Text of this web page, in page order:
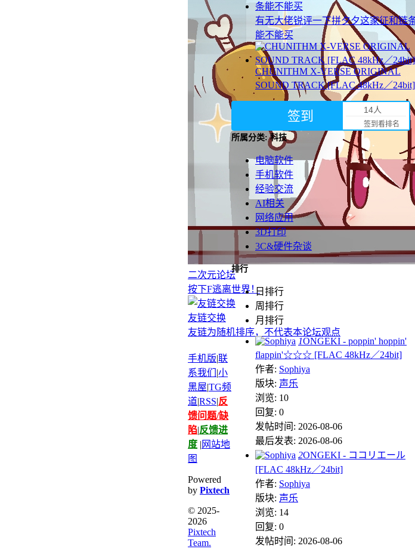
有无大佬锐评一下拼夕夕这家征和链
能不能买
CHUNITHM X-VERSE ORIGINAL
SOUND TRACK [FLAC 48kHz／24bit]
签到 14人
签到看排名
所属分类: 科技
电脑软件
手机软件
经验交流
AI相关
网络应用
3D打印
3C&硬件杂谈
排行
日排行
周排行
月排行
1ONGEKI - poppin' hoppin'
flappin'☆☆☆ [FLAC 48kHz／24bit]
作者: Sophiya
版块: 声乐
浏览: 10
回复: 0
发帖时间: 2026-08-06
最后发表: 2026-08-06
2ONGEKI - ココリエール
[FLAC 48kHz／24bit]
作者: Sophiya
版块: 声乐
浏览: 14
回复: 0
发帖时间: 2026-08-06
二次元论坛
按下F逃离世界！
友链交换
友链为随机排序，不代表本论坛观点
手机版|联
系我们 |小
黑屋|TG频
道|RSS|反
馈问题/缺
陷|反馈进
度 | 网站地
图
Powered
by Pixtech
© 2025-
2026
Pixtech
Team.